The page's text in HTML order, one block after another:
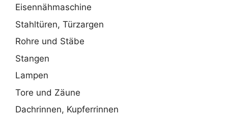
Eisennähmaschine
Stahltüren, Türzargen
Rohre und Stäbe
Stangen
Lampen
Tore und Zäune
Dachrinnen, Kupferrinnen